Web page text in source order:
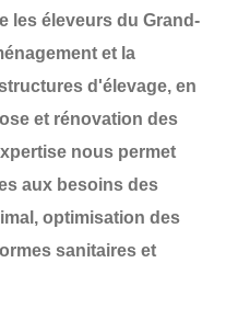
les éleveurs du Grand-
et la
d'élevage, en
et rénovation des
nous permet
aux besoins des
optimisation des
sanitaires et